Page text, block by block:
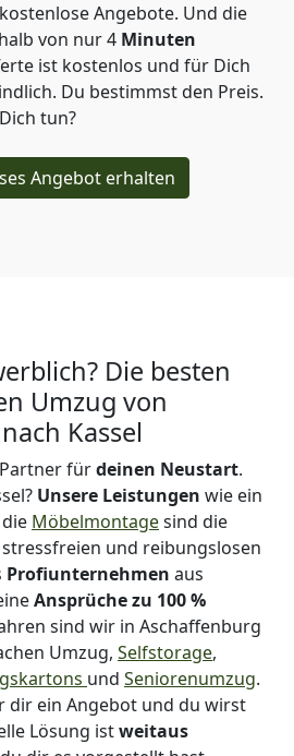
Angebote. Und die
von nur4 Minuten
ist kostenlos und für Dich
Du bestimmst den Preis.
tun?
Angebot erhalten
Die besten
Umzug von
Kassel
fürdeinen Neustart.
Unsere Leistungen wie ein
Möbelmontagesind die
und reibungslosen
Profiunternehmen aus
Ansprüche zu 100 %
sind wir in Aschaffenburg
Umzug, Selfstorage,
und Seniorenumzug.
dir ein Angebot und du wirst
Lösung istweitaus